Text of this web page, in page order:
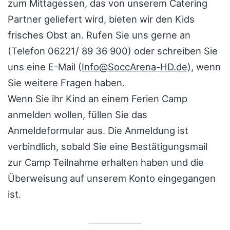
zum Mittagessen, das von unserem Catering
Partner geliefert wird, bieten wir den Kids
frisches Obst an. Rufen Sie uns gerne an
(Telefon 06221/ 89 36 900) oder schreiben Sie
uns eine E-Mail (Info@SoccArena-HD.de), wenn
Sie weitere Fragen haben.
Wenn Sie ihr Kind an einem Ferien Camp
anmelden wollen, füllen Sie das
Anmeldeformular aus. Die Anmeldung ist
verbindlich, sobald Sie eine Bestätigungsmail
zur Camp Teilnahme erhalten haben und die
Überweisung auf unserem Konto eingegangen
ist.